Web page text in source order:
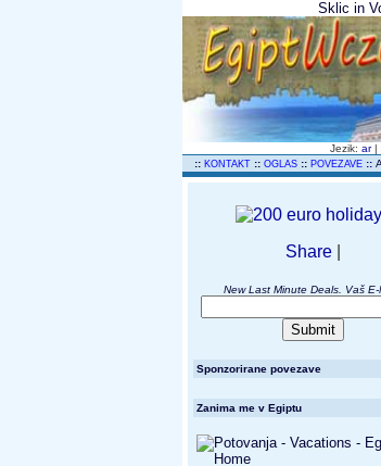
Sklic in
Jezik: ar |
:: KONTAKT :: OGLAS :: POVEZAVE ::
Share
New Last Minute Deals. Vaš E-
Sponzorirane povezave
Zanima me v Egiptu